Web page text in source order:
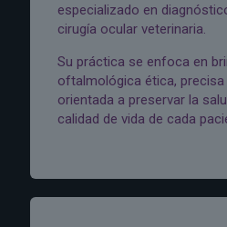
especializado en
cirugía ocular veterinaria.
Su práctica se enfoca en
oftalmológica ética, precisa
orientada a preservar la
calidad de vida de cada